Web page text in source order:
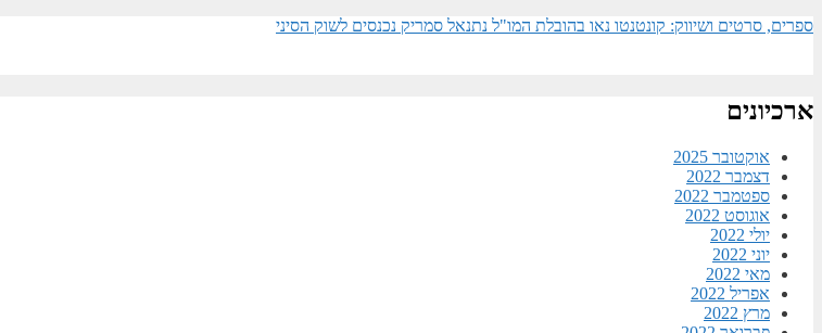
ספרים, סרטים ושיווק: קונטנטו נאו בהובלת המו"ל נתנאל סמריק נכנסים לשוק הסיני​
ארכיונים
אוקטובר 2025
דצמבר 2022
ספטמבר 2022
אוגוסט 2022
יולי 2022
יוני 2022
מאי 2022
אפריל 2022
מרץ 2022